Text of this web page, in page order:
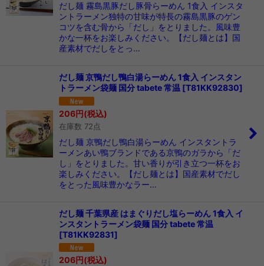
だし麺 霧島黒豚だし豚骨らーめん 1食入 インスタ
ントラーメン独特の甘味が特長の霧島黒豚のゲン
コツを含む骨から「だし」をとりました。風味豊
かな一杯をお楽しみください。【だし麺とは】国
産素材でだしをとっ…
だし麺 京鴨だし鴨白湯らーめん 1食入 インスタン
トラーメン袋麺 国分 tabete 常温 [T81KK92830]
206円(税込)
在庫数 72点
だし麺 京鴨だし鴨白湯らーめん インスタントラ
ーメンあい鴨ブランドである京鴨のガラから「だ
し」をとりました。甘い香りが引き立つ一杯をお
楽しみください。【だし麺とは】国産素材でだし
をとった風味豊かなラー…
だし麺 千葉県産 はまぐりだし塩らーめん 1食入 イ
ンスタントラーメン袋麺 国分 tabete 常温
[T81KK92831]
206円(税込)